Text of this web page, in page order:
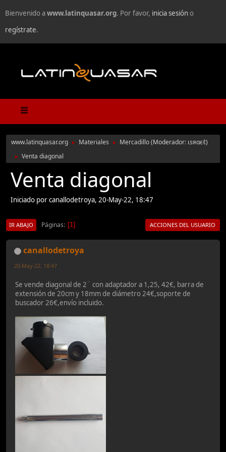
Bienvenido awww.latinquasar.org. Por favor, inicia sesióno
regístrate.
www.latinquasar.org ► Materiales ► Mercadillo(Moderador: ιѕяαєℓ)
► Venta diagonal
Venta diagonal
Iniciado por canallodetroya, 20-May-22, 18:47
IR ABAJO Páginas 1 ACCIONES DEL USUARIO
canallodetroya
20-May-22, 18:47
Se vende diagonal de 2¨ con adaptador a 1,25, 42€, barra de
extensión de 20cm y 18mm de diámetro 24€,soporte de
buscador 26€,envío incluido.